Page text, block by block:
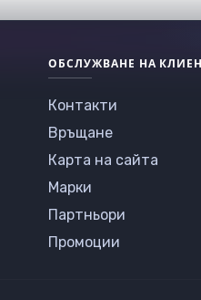
ОБСЛУЖВАНЕ НА
Контакти
Връщане
Карта на сайта
Марки
Партньори
Промоции